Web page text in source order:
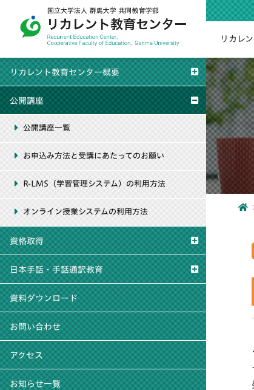
リカレ
リカレント教育センター概要
公開講座
公開講座一覧
お申込み方法と受講にあたってのお願い
R-LMS（学習管理システム）の利用方法
オンライン授業システムの利用方法
資格取得
日本手話・手話通訳教育
資料ダウンロード
お問い合わせ
アクセス
お知らせ一覧